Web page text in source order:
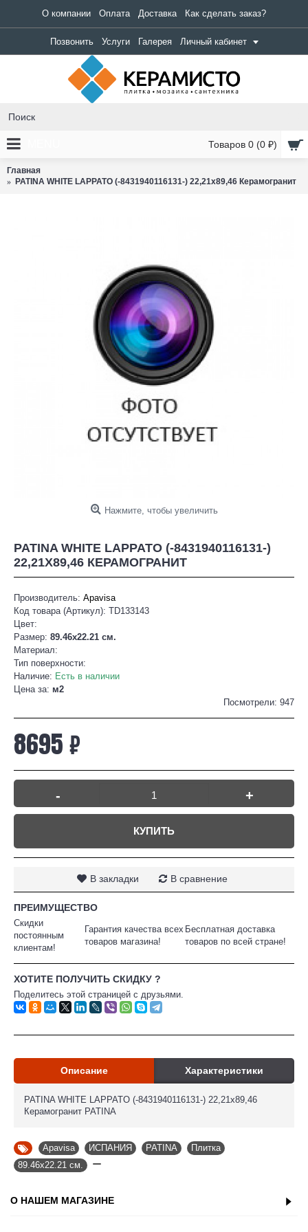
О компании Оплата Доставка Как сделать заказ?
Позвонить Услуги Галерея Личный кабинет
Товаров 0 (0 ₽)
Главная
PATINA WHITE LAPPATO (-8431940116131-) 22,21x89,46 Керамогранит
Нажмите, чтобы увеличить
PATINA WHITE LAPPATO (-8431940116131-)
22,21X89,46 КЕРАМОГРАНИТ
Производитель: Apavisa
Код товара (Артикул): TD133143
Цвет:
Размер: 89.46x22.21 см.
Материал:
Тип поверхности:
Наличие: Есть в наличии
Цена за: м2
Посмотрели: 947
8695 ₽
- +
КУПИТЬ
В закладки В сравнение
ПРЕИМУЩЕСТВО
Скидки
постоянным
клиентам!
Гарантия качества всех
товаров магазина!
Бесплатная доставка
товаров по всей стране!
ХОТИТЕ ПОЛУЧИТЬ СКИДКУ ?
Поделитесь этой страницей с друзьями.
Описание Характеристики
PATINA WHITE LAPPATO (-8431940116131-) 22,21x89,46
Керамогранит PATINA
Apavisa ИСПАНИЯ PATINA Плитка
89.46x22.21 см.
О НАШЕМ МАГАЗИНЕ